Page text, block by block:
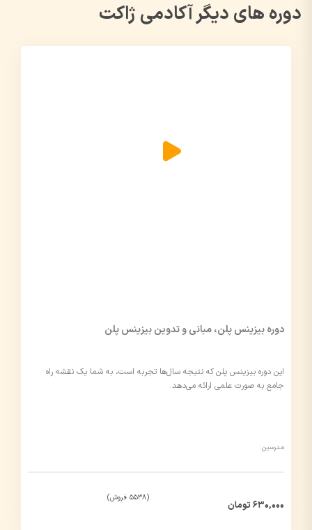
دوره های دیگر آکادمی ژاکت
دوره بیزینس پلن، مبانی و تدوین بیزینس پلن
این دوره بیزینس پلن که نتیجه سال‌ها تجربه است، به شما یک نقشه راه
جامع به صورت علمی ارائه می‌دهد.
مدرسین:
630,000 تومان
(5538 فروش)